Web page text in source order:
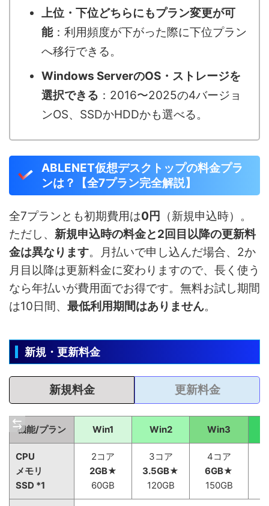
上位・下位どちらにもプラン変更が可
能：利用頻度が下がった際に下位プラン
へ移行できる。
Windows ServerのOS・ストレージを
選択できる ：2016〜2025の4バージョ
ンOS、SSDかHDDかも選べる。
ABLENET仮想デスクトップの料金プラ
ンは？【全7プラン完全解説】
全7プランとも初期費用は0円
（新規申込時）。
ただし、 新規申込時の料金と2回目以降の更新料
金は異なります。月払いで申し込んだ場合、2か
月目以降は更新料金に変わりますので、長く使う
なら年払いが費用面でお得です。無料お試し期間
は10日間、 最低利用期間はありません。
新規・更新料金
新規料金 更新料金
機能/プラン Win1 Win2 Win3
CPU
メモリ
SSD *1
2コア
2GB★
60GB
3コア
3.5GB★
120GB
4コア
6GB★
150GB